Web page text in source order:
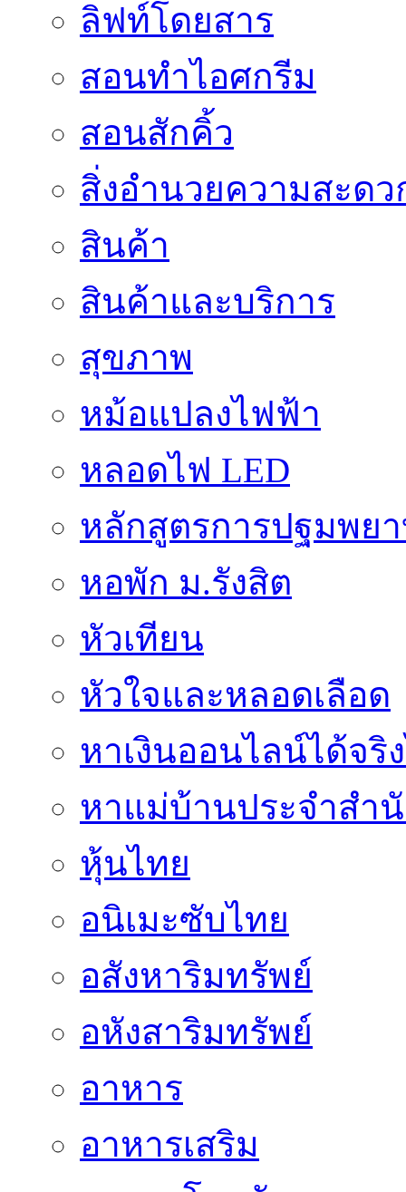
ลิฟท์โดยสาร
สอนทำไอศกรีม
สอนสักคิ้ว
สิ่งอำนวยความสะดว
สินค้า
สินค้าและบริการ
สุขภาพ
หม้อแปลงไฟฟ้า
หลอดไฟ LED
หลักสูตรการปฐมพย
หอพัก ม.รังสิต
หัวเทียน
หัวใจและหลอดเลือด
หาเงินออนไลน์ได้จริ
หาแม่บ้านประจำสำ
หุ้นไทย
อนิเมะซับไทย
อสังหาริมทรัพย์
อหังสาริมทรัพย์
อาหาร
อาหารเสริม